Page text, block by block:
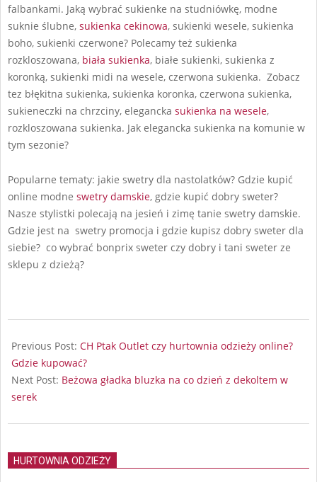
falbankami. Jaką wybrać sukienke na studniówkę, modne
suknie ślubne, sukienka cekinowa, sukienki wesele, sukienka
boho, sukienki czerwone? Polecamy też sukienka
rozkloszowana, biała sukienka, białe sukienki, sukienka z
koronką, sukienki midi na wesele, czerwona sukienka. Zobacz
tez błękitna sukienka, sukienka koronka, czerwona sukienka,
sukieneczki na chrzciny, elegancka sukienka na wesele,
rozkloszowana sukienka. Jak elegancka sukienka na komunie w
tym sezonie?
Popularne tematy: jakie swetry dla nastolatków? Gdzie kupić
online modne swetry damskie, gdzie kupić dobry sweter?
Nasze stylistki polecają na jesień i zimę tanie swetry damskie.
Gdzie jest na swetry promocja i gdzie kupisz dobry sweter dla
siebie? co wybrać bonprix sweter czy dobry i tani sweter ze
sklepu z dzieżą?
09-
29
Previous Post: CH Ptak Outlet czy hurtownia odzieży online?
Gdzie kupować?
Next Post: Beżowa gładka bluzka na co dzień z dekoltem w
serek
HURTOWNIA ODZIEŻY